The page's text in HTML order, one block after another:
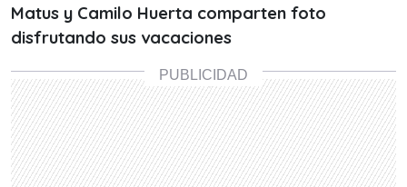
Matus y Camilo Huerta comparten foto
disfrutando sus vacaciones